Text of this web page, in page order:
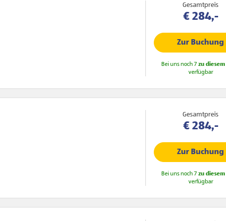
Gesamtpreis
€ 284,-
Zur Buchung
Bei uns noch 7 zu diesem
verfügbar
Gesamtpreis
€ 284,-
Zur Buchung
Bei uns noch 7 zu diesem
verfügbar